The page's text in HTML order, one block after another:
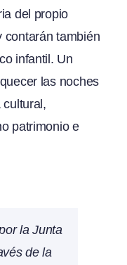
del propio
contarán también
infantil. Un
las noches
patrimonio e
la Junta
de la